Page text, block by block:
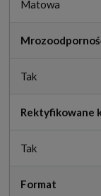
Matowa
Tak
Rektyfikowane
Tak
Format